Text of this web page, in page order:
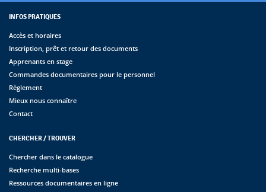
INFOS PRATIQUES
Accès et horaires
Inscription, prêt et retour des documents
Apprenants en stage
Commandes documentaires pour le personnel
Règlement
Mieux nous connaître
Contact
CHERCHER / TROUVER
Chercher dans le catalogue
Recherche multi-bases
Ressources documentaires en ligne